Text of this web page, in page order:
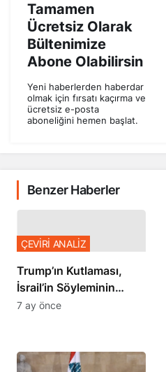
Tamamen
Ücretsiz Olarak
Bültenimize
Abone Olabilirsin
Yeni haberlerden haberdar
olmak için fırsatı kaçırma ve
ücretsiz e-posta
aboneliğini hemen başlat.
Benzer Haberler
Trump’ın Kutlaması,
İsrail’in Söyleminin
Teyidi
ÇEVİRİ ANALİZ
7 ay önce